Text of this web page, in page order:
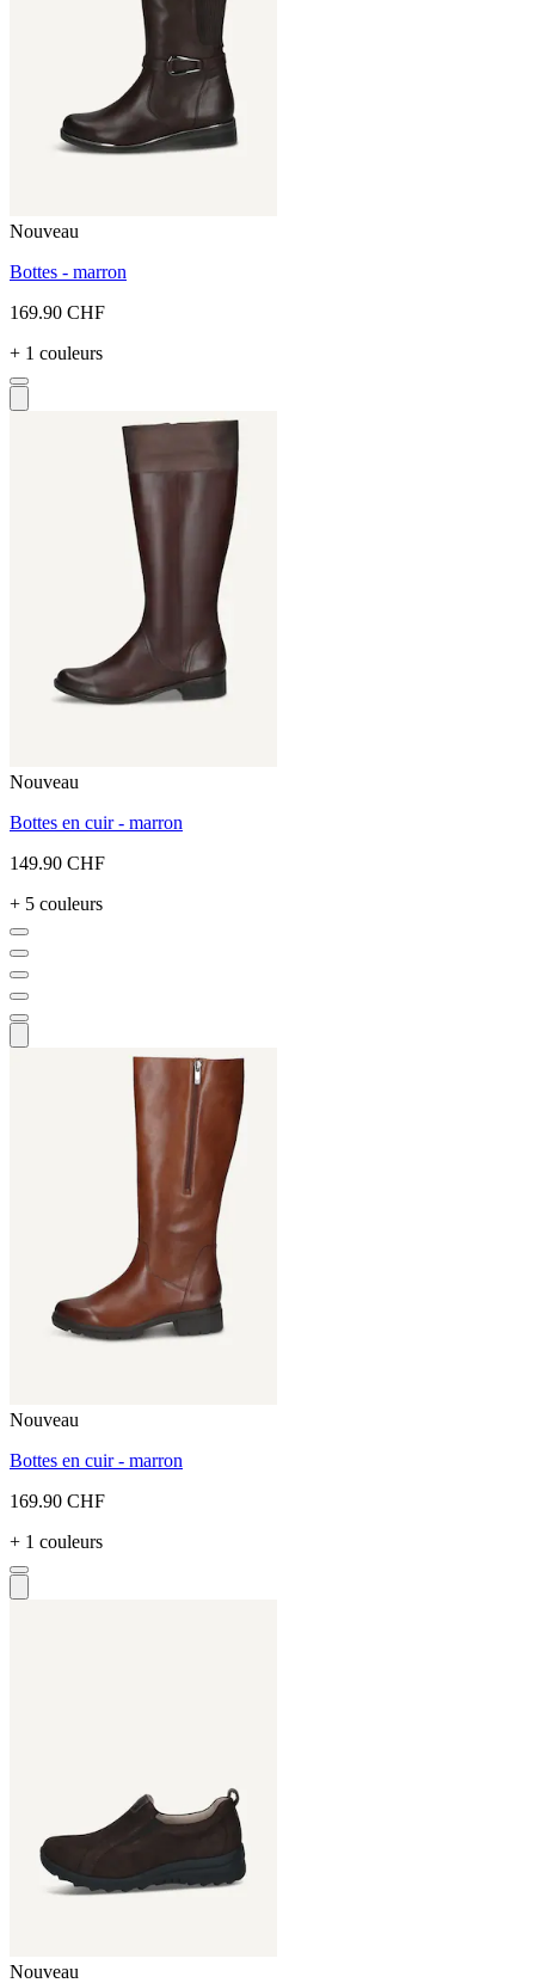
Nouveau
Bottes - marron
169.90 CHF
+ 1 couleurs
Nouveau
Bottes en cuir - marron
149.90 CHF
+ 5 couleurs
Nouveau
Bottes en cuir - marron
169.90 CHF
+ 1 couleurs
Nouveau